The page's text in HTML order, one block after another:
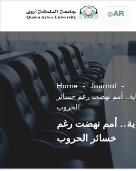
AR
Home
Journal
أمم نهضت رغم خسائر
الحروب
أمم نهضت رغم
خسائر الحروب